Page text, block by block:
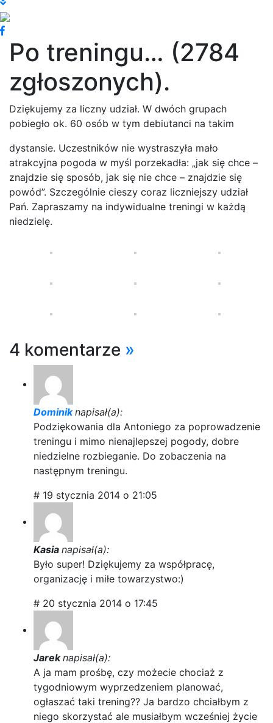
Po treningu… (2784
zgłoszonych).
Dziękujemy za liczny udział. W dwóch grupach
pobiegło ok. 60 osób w tym debiutanci na takim
dystansie. Uczestników nie wystraszyła mało
atrakcyjna pogoda w myśl porzekadła: „jak się chce –
znajdzie się sposób, jak się nie chce – znajdzie się
powód”. Szczególnie cieszy coraz liczniejszy udział
Pań. Zapraszamy na indywidualne treningi w każdą
niedzielę.
4 komentarze »
Dominik napisał(a):
Podziękowania dla Antoniego za poprowadzenie
treningu i mimo nienajlepszej pogody, dobre
niedzielne rozbieganie. Do zobaczenia na
następnym treningu.
# 19 stycznia 2014 o 21:05
Kasia napisał(a):
Było super! Dziękujemy za współpracę,
organizację i miłe towarzystwo:)
# 20 stycznia 2014 o 17:45
Jareknapisał(a):
A ja mam prośbę, czy możecie chociaż z
tygodniowym wyprzedzeniem planować,
ogłaszać taki trening?? Ja bardzo chciałbym z
niego skorzystać ale musiałbym wcześniej życie